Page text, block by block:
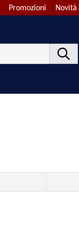
Novità
Promozioni